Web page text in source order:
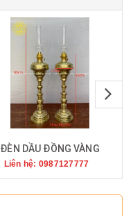
ĐÈN DẦU ĐỒNG VÀNG
Liên hệ: 0987127777